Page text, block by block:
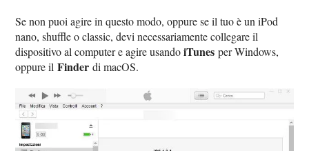
Se non puoi agire in questo modo, oppure se il tuo è un iPod
nano, shuffle o classic, devi necessariamente collegare il
dispositivo al computer e agire usandoiTunesper Windows,
oppure ilFinderdi macOS.